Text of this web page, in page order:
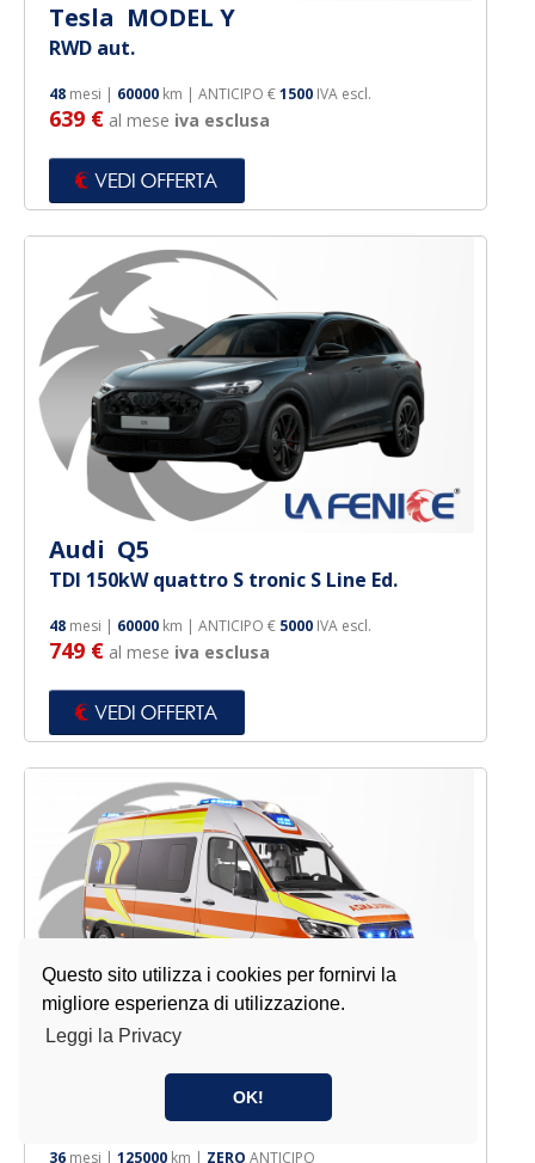
Questo sito utilizza i cookies per fornirvi la
migliore esperienza di utilizzazione.
Leggi la Privacy
OK!
Tesla MODEL Y
RWD aut.
48 mesi | 60000 km | ANTICIPO €1500 IVA escl.
639 € al mese iva esclusa
Audi Q5
TDI 150kW quattro S tronic S Line Ed.
48 mesi | 60000 km | ANTICIPO € 5000 IVA escl.
749 € al mese iva esclusa
Mercedes Benz Sprinter 314
36 mesi | 125000 km | ZERO ANTICIPO